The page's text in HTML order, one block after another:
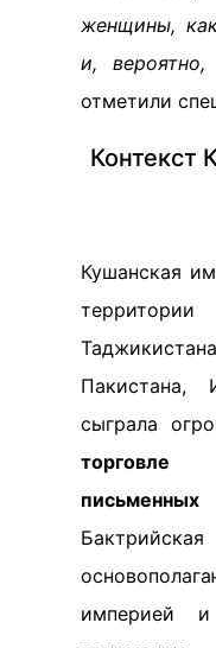
женщины,
и,
отметили
Контекст
Кушанская
Пакистана,
сыграла
торговле и
империей